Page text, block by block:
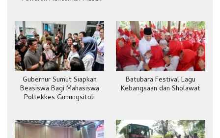
Gubernur Sumut Siapkan
Beasiswa Bagi Mahasiswa
Poltekkes Gunungsitoli
Batubara Festival Lagu
Kebangsaan dan Sholawat